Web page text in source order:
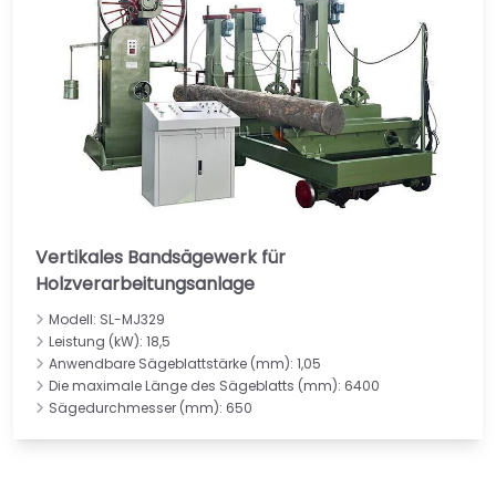
Vertikales Bandsägewerk für
Holzverarbeitungsanlage
Modell: SL-MJ329
Leistung (kW): 18,5
Anwendbare Sägeblattstärke (mm): 1,05
Die maximale Länge des Sägeblatts (mm): 6400
Sägedurchmesser (mm): 650